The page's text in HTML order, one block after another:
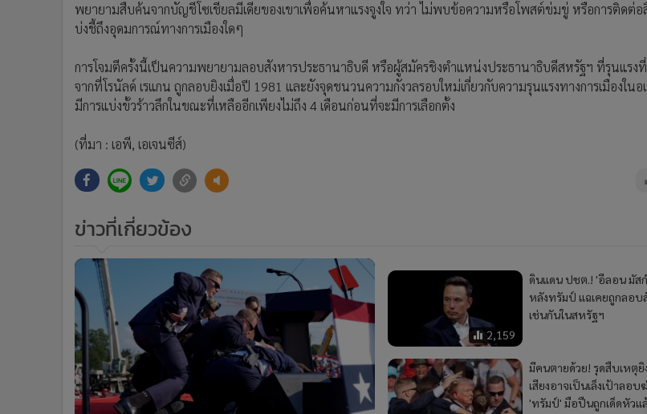
พยายามสืบค้นจากบัญชีโซเชียลมีเดียของเขาเพื่อค้นหาแรงจูงใจ ทว่า ไม่พบข้อความหรือโพสต์ข่มขู่ หรือการติดต่อ
บ่งชี้ถึงอุดมการณ์ทางการเมืองใดๆ
การโจมตีครั้งนี้เป็นความพยายามลอบสังหารประธานาธิบดี หรือผู้สมัครชิงตำแหน่งประธานาธิบดีสหรัฐฯ ที่รุนแรง
จากที่โรนัลด์ เรแกน ถูกลอบยิงเมื่อปี 1981 และยังจุดชนวนความกังวลรอบใหม่เกี่ยวกับความรุนแรงทางการเมืองในอ
มีการแบ่งขั้วร้าวลึกในขณะที่เหลืออีกเพียงไม่ถึง 4 เดือนก่อนที่จะมีการเลือกตั้ง
(ที่มา : เอพี, เอเจนซีส์)
ข่าวที่เกี่ยวข้อง
2,159
ดินแดน ปชต.! 'อีลอน มัส
หลังทรัมป์ แฉเคยถูกลอบ
เช่นกันในสหรัฐฯ
มีคนตายด้วย! รุดสืบเหตุยิ
เสียงอาจเป็นเล็งเป้าลอบ
'ทรัมป์' มือปืนถูกเด็ดหัวแ